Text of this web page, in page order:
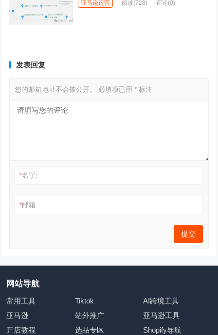
亚马逊运营 阅读(728) 评论(0)
发表回复
您的邮箱地址不会被公开。 必填项已用* 标注
*名字:
*邮箱:
网站导航
常用工具 Tiktok
AI跨境工具
亚马逊
站外推广
亚马逊工具
开店教程
选品专区
Shopify导航